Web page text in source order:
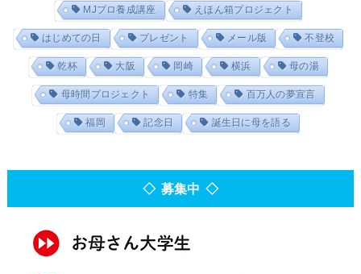
MJプロ養成講座 えほん箱プロジェクト
はじめての日 プレゼント メール版 不登校
乾杯 大阪 岡崎 横浜 母の湯
母時間プロジェクト 特集 百万人の夢宣言
福岡 記念日 誕生日に母を語る
◇ 募集中 ◇